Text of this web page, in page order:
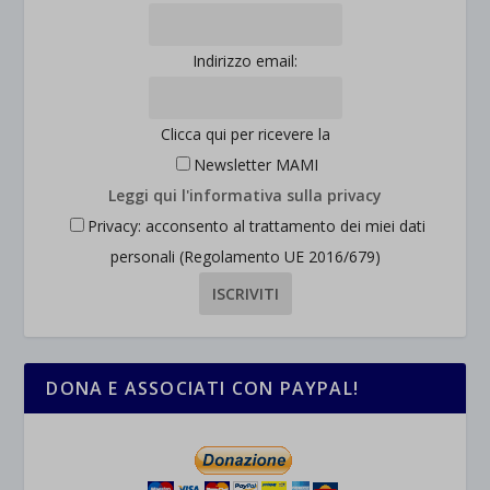
Indirizzo email:
Clicca qui per ricevere la
Newsletter MAMI
Leggi qui l'informativa sulla privacy
Privacy: acconsento al trattamento dei miei dati
personali (Regolamento UE 2016/679)
DONA E ASSOCIATI CON PAYPAL!